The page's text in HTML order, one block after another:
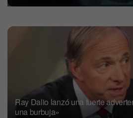
Ray Dalio lanzó una fuerte
una burbuja»